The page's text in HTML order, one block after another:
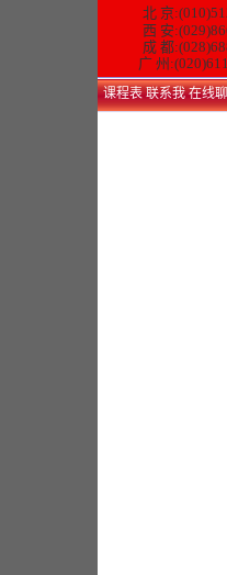
北 京
西 安
成 都
广 州
课程表 联系我 在线聊